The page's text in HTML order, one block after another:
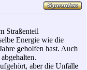
Straßenteil
Energie wie die
geholfen hast. Auch
aber die Unfälle